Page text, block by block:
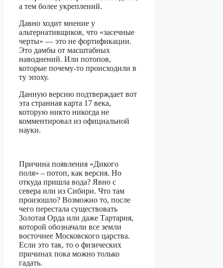
а тем более укреплений.
Давно ходит мнение у
альтернативщиков, что «засечные
черты» — это не фортификации.
Это дамбы от масштабных
наводнений. Или потопов,
которые почему-то происходили в
ту эпоху.
Данную версию подтверждает вот
эта странная карта 17 века,
которую никто никогда не
комментировал из официальной
науки.
Причина появления «Дикого
поля» – потоп, как версия. Но
откуда пришла вода? Явно с
севера или из Сибири. Что там
произошло? Возможно то, после
чего перестала существовать
Золотая Орда или даже Тартария,
которой обозначали все земли
восточнее Московского царства.
Если это так, то о физических
причинах пока можно только
гадать.